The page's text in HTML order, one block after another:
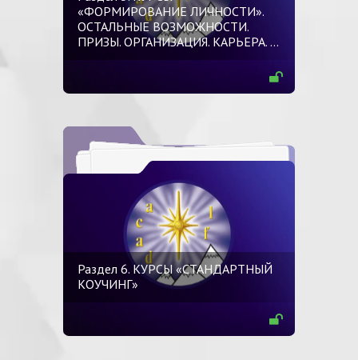
«ФОРМИРОВАНИЕ ЛИЧНОСТИ».
ОСТАЛЬНЫЕ ВОЗМОЖНОСТИ.
ПРИЗЫ. ОРГАНИЗАЦИЯ. КАРЬЕРА. …
Раздел 6. КУРСЫ «СТАНДАРТНЫЙ
КОУЧИНГ»